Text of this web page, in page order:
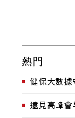
熱門
健保大數
遠見高峰會